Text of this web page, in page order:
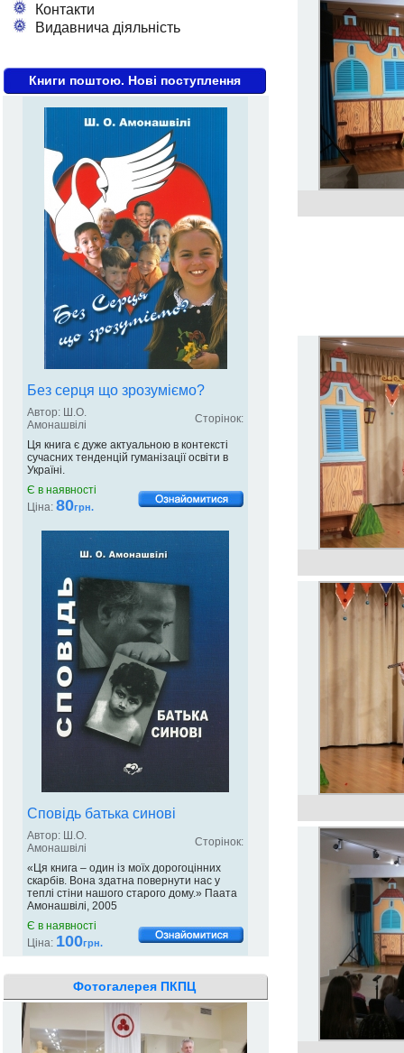
Контакти
Видавнича діяльність
Книги поштою. Нові поступлення
Без серця що зрозуміємо?
Автор: Ш.О.
Амонашвілі
Сторінок:
Ця книга є дуже актуальною в контексті
сучасних тенденцій гуманізації освіти в
Україні.
Є в наявності
Ціна: 80грн.
Сповідь батька синові
Автор: Ш.О.
Амонашвілі
Сторінок:
«Ця книга – один із моїх дорогоцінних
скарбів. Вона здатна повернути нас у
теплі стіни нашого старого дому.» Паата
Амонашвілі, 2005
Є в наявності
Ціна: 100грн.
Фотогалерея ПКПЦ